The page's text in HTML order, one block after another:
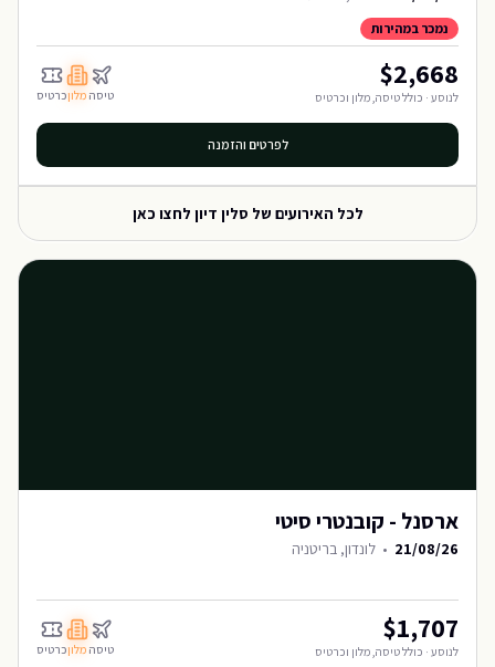
נמכר במהירות
$2,668
לנוסע · כולל טיסה, מלון וכרטיס טיסה מלוןכרטיס
לפרטים והזמנה
לכל האירועים של סלין דיון לחצו כאן
ארסנל - קובנטרי סיטי
21/08/26
• לונדון, בריטניה
$1,707
לנוסע · כולל טיסה, מלון וכרטיס טיסה מלוןכרטיס